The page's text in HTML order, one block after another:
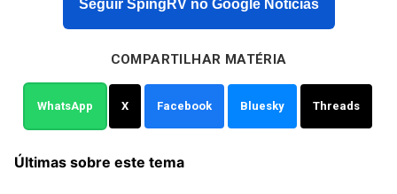
Seguir SpingRV no Google Notícias
COMPARTILHAR MATÉRIA
WhatsApp X Facebook Bluesky Threads
Últimas sobre este tema